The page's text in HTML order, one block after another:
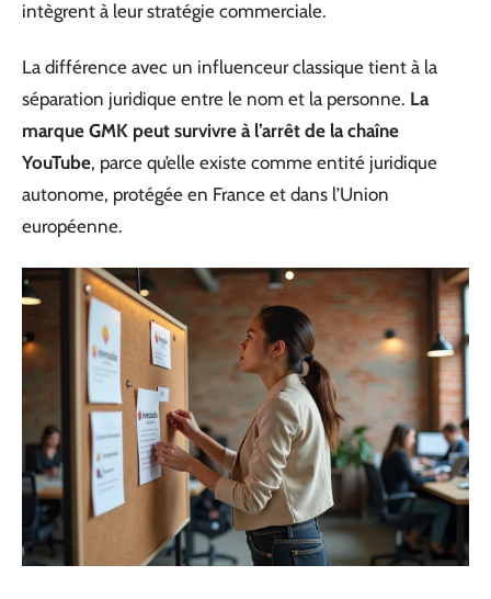
intègrent à leur stratégie commerciale.
La différence avec un influenceur classique tient à la
séparation juridique entre le nom et la personne. La
marque GMK peut survivre à l’arrêt de la chaîne
YouTube, parce qu’elle existe comme entité juridique
autonome, protégée en France et dans l’Union
européenne.